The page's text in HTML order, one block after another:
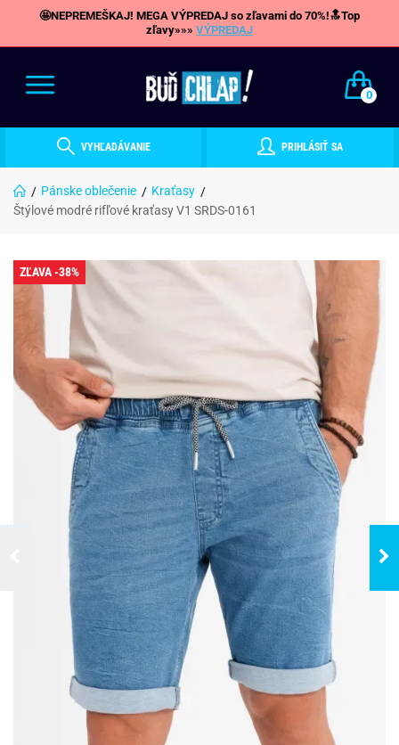
🤩NEPREMEŠKAJ! MEGA VÝPREDAJ so zľavami do 70%!🔝Top
zľavy»»» VÝPREDAJ
0
VYHĽADÁVANIE PRIHLÁSIŤ SA
Pánske oblečenie
Kraťasy
Štýlové modré rifľové kraťasy V1 SRDS-0161
ZĽAVA -38%